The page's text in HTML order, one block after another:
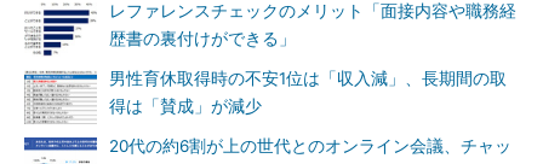
レファレンスチェックのメリット「面接内容や職務経
歴書の裏付けができる」
男性育休取得時の不安1位は「収入減」、長期間の取
得は「賛成」が減少
20代の約6割が上の世代とのオンライン会議、チャッ